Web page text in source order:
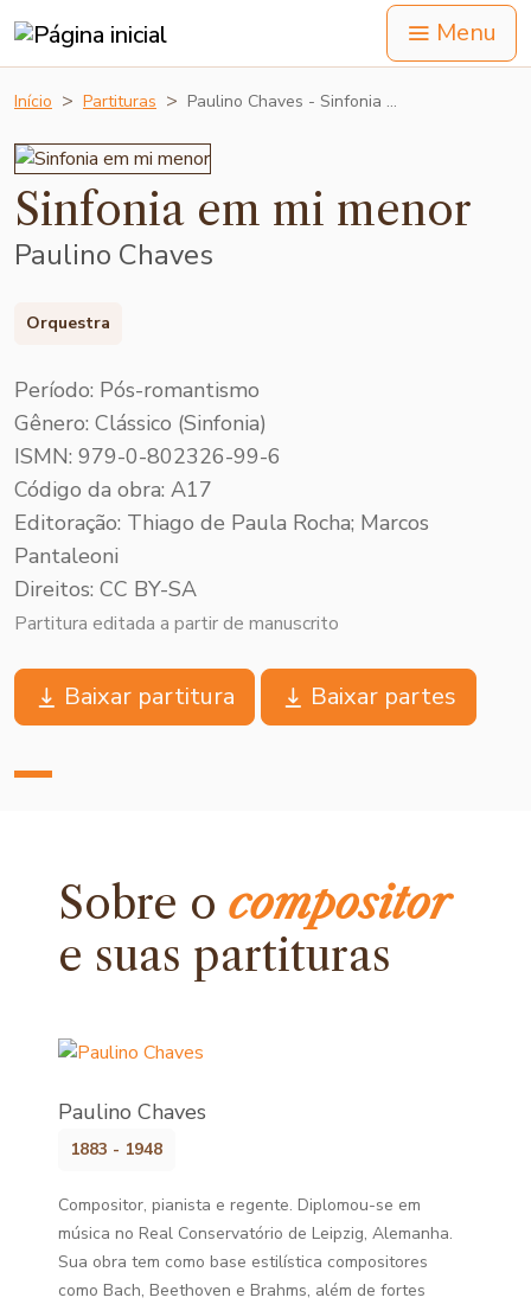
Menu
Início Partituras Paulino Chaves - Sinfonia …
Sinfonia em mi menor
Paulino Chaves
Orquestra
Período: Pós-romantismo
Gênero: Clássico (Sinfonia)
ISMN: 979-0-802326-99-6
Código da obra: A17
Editoração: Thiago de Paula Rocha; Marcos
Pantaleoni
Direitos: CC BY-SA
Partitura editada a partir de manuscrito
Baixar partitura Baixar partes
Sobre ocompositor
e suas partituras
Paulino Chaves
1883 - 1948
Compositor, pianista e regente. Diplomou-se em
música no Real Conservatório de Leipzig, Alemanha.
Sua obra tem como base estilística compositores
como Bach, Beethoven e Brahms, além de fortes